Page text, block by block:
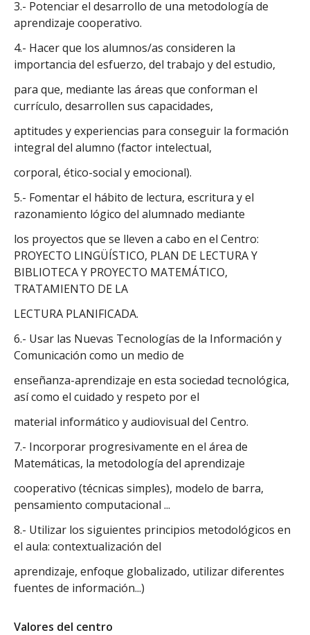
3.- Potenciar el desarrollo de una metodología de
aprendizaje cooperativo.
4.- Hacer que los alumnos/as consideren la
importancia del esfuerzo, del trabajo y del estudio,
para que, mediante las áreas que conforman el
currículo, desarrollen sus capacidades,
aptitudes y experiencias para conseguir la formación
integral del alumno (factor intelectual,
corporal, ético-social y emocional).
5.- Fomentar el hábito de lectura, escritura y el
razonamiento lógico del alumnado mediante
los proyectos que se lleven a cabo en el Centro:
PROYECTO LINGÜÍSTICO, PLAN DE LECTURA Y
BIBLIOTECA Y PROYECTO MATEMÁTICO,
TRATAMIENTO DE LA
LECTURA PLANIFICADA.
6.- Usar las Nuevas Tecnologías de la Información y
Comunicación como un medio de
enseñanza-aprendizaje en esta sociedad tecnológica,
así como el cuidado y respeto por el
material informático y audiovisual del Centro.
7.- Incorporar progresivamente en el área de
Matemáticas, la metodología del aprendizaje
cooperativo (técnicas simples), modelo de barra,
pensamiento computacional ...
8.- Utilizar los siguientes principios metodológicos en
el aula: contextualización del
aprendizaje, enfoque globalizado, utilizar diferentes
fuentes de información...)
Valores del centro